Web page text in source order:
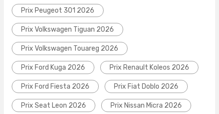
Prix Peugeot 301 2026
Prix Volkswagen Tiguan 2026
Prix Volkswagen Touareg 2026
Prix Ford Kuga 2026 Prix Renault Koleos 2026
Prix Ford Fiesta 2026 Prix Fiat Doblo 2026
Prix Seat Leon 2026 Prix Nissan Micra 2026